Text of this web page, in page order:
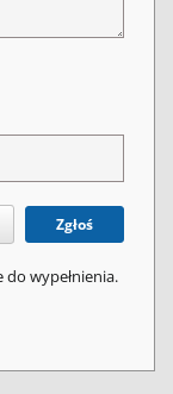
Zgłoś
do wypełnienia.